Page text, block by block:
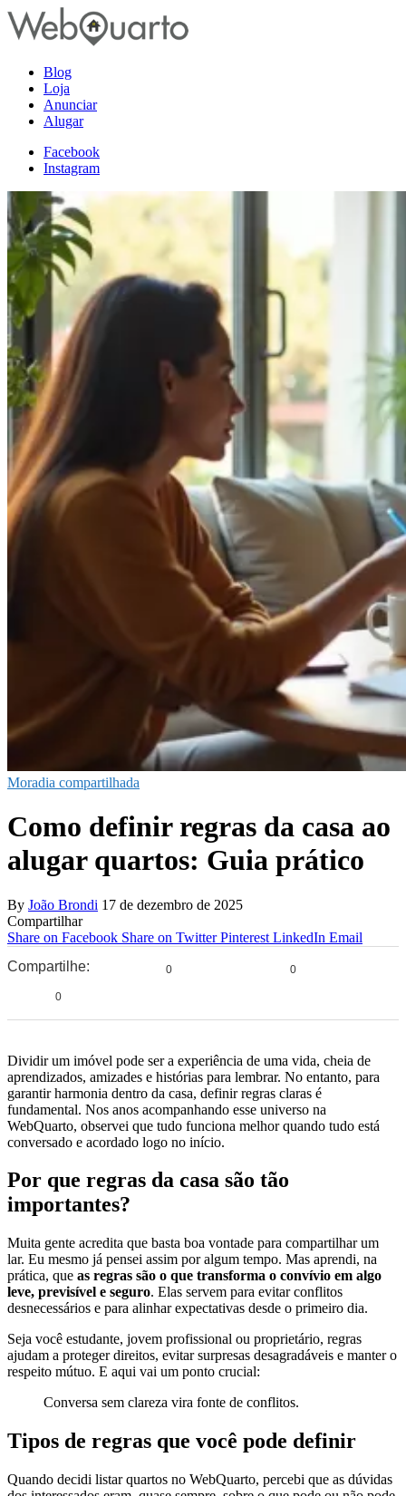
Blog
Loja
Anunciar
Alugar
Facebook
Instagram
Moradia compartilhada
Como definir regras da casa ao
alugar quartos: Guia prático
By João Brondi 17 de dezembro de 2025
Compartilhar
Share on Facebook Share on Twitter Pinterest LinkedIn Email
Compartilhe:
0 0
0
Dividir um imóvel pode ser a experiência de uma vida, cheia de
aprendizados, amizades e histórias para lembrar. No entanto, para
garantir harmonia dentro da casa, definir regras claras é
fundamental. Nos anos acompanhando esse universo na
WebQuarto, observei que tudo funciona melhor quando tudo está
conversado e acordado logo no início.
Por que regras da casa são tão
importantes?
Muita gente acredita que basta boa vontade para compartilhar um
lar. Eu mesmo já pensei assim por algum tempo. Mas aprendi, na
prática, que as regras são o que transforma o convívio em algo
leve, previsível e seguro. Elas servem para evitar conflitos
desnecessários e para alinhar expectativas desde o primeiro dia.
Seja você estudante, jovem profissional ou proprietário, regras
ajudam a proteger direitos, evitar surpresas desagradáveis e manter o
respeito mútuo. E aqui vai um ponto crucial:
Conversa sem clareza vira fonte de conflitos.
Tipos de regras que você pode definir
Quando decidi listar quartos no WebQuarto, percebi que as dúvidas